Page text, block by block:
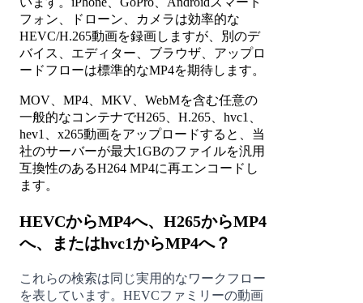
フォン、ドローン、カメラは効率的な
HEVC/H.265動画を録画しますが、別のデ
バイス、エディター、ブラウザ、アップロ
ードフローは標準的なMP4を期待します。
MOV、MP4、MKV、WebMを含む任意の
一般的なコンテナでH265、H.265、hvc1、
hev1、x265動画をアップロードすると、当
社のサーバーが最大1GBのファイルを汎用
互換性のあるH264 MP4に再エンコードし
ます。
HEVCからMP4へ、H265からMP4
へ、またはhvc1からMP4へ？
これらの検索は同じ実用的なワークフロー
を表しています。HEVCファミリーの動画